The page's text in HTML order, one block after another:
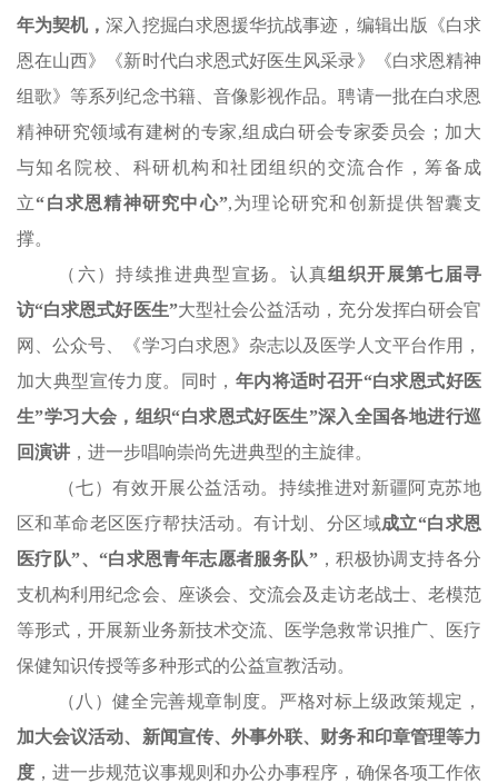
年为契机，深入挖掘白求恩援华抗战事迹，编辑出版《白求
恩在山西》《新时代白求恩式好医生风采录》《白求恩精神
组歌》等系列纪念书籍、音像影视作品。聘请一批在白求恩
精神研究领域有建树的专家,组成白研会专家委员会；加大
与知名院校、科研机构和社团组织的交流合作，筹备成
立“白求恩精神研究中心”,为理论研究和创新提供智囊支
撑。
（六）持续推进典型宣扬。认真组织开展第七届寻
访“白求恩式好医生”大型社会公益活动，充分发挥白研会官
网、公众号、《学习白求恩》杂志以及医学人文平台作用，
加大典型宣传力度。同时， 年内将适时召开“白求恩式好医
生”学习大会，组织“白求恩式好医生”深入全国各地进行巡
回演讲 ，进一步唱响崇尚先进典型的主旋律。
（七）有效开展公益活动。持续推进对新疆阿克苏地
区和革命老区医疗帮扶活动。有计划、分区域成立“白求恩
医疗队”、“白求恩青年志愿者服务队”，积极协调支持各分
支机构利用纪念会、座谈会、交流会及走访老战士、老模范
等形式，开展新业务新技术交流、医学急救常识推广、医疗
保健知识传授等多种形式的公益宣教活动。
（八）健全完善规章制度。严格对标上级政策规定，
加大会议活动、新闻宣传、外事外联、财务和印章管理等力
度 ，进一步规范议事规则和办公办事程序，确保各项工作依